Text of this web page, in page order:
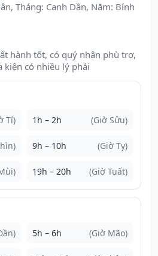
Tháng: Canh Dần, Năm: Bính
hành tốt, có quý nhân phù trợ,
kiện có nhiều lý phải
Tí) 1h – 2h (Giờ Sửu)
9h – 10h (Giờ Tỵ)
19h – 20h (Giờ Tuất)
5h – 6h (Giờ Mão)